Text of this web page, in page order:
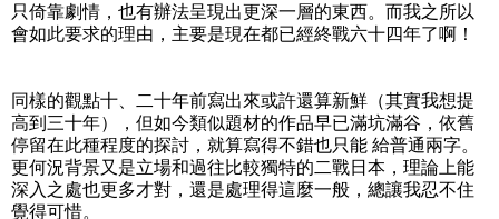
只倚靠劇情，也有辦法呈現出更深一層的東西。而我之所以
會如此要求的理由，主要是現在都已經終戰六十四年了啊！
同樣的觀點十、二十年前寫出來或許還算新鮮（其實我想提
高到三十年），但如今類似題材的作品早已滿坑滿谷，依舊
停留在此種程度的探討，就算寫得不錯也只能 給普通兩字。
更何況背景又是立場和過往比較獨特的二戰日本，理論上能
深入之處也更多才對，還是處理得這麼一般，總讓我忍不住
覺得可惜。